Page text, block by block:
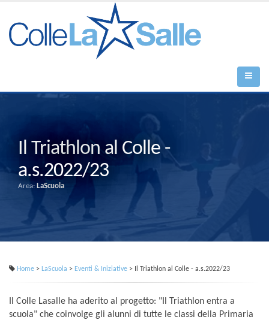
Il Triathlon al Colle -
a.s.2022/23
Area: LaScuola
Home > LaScuola > Eventi & Iniziative > Il Triathlon al Colle - a.s.2022/23
Il Colle Lasalle ha aderito al progetto: "Il Triathlon entra a
scuola" che coinvolge gli alunni di tutte le classi della Primaria